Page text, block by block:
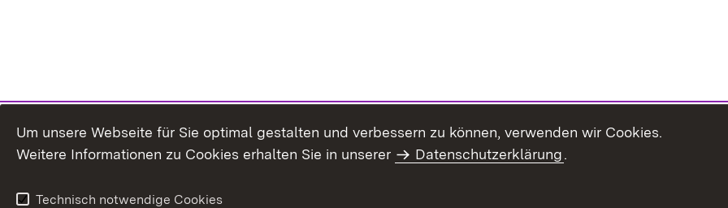
Um unsere Webseite für Sie optimal gestalten und verbessern zu können, verwenden wir Cookies.
Weitere Informationen zu Cookies erhalten Sie in unserer
Datenschutzerklärung.
Technisch notwendige Cookies